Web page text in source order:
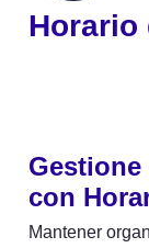
Horario
con
Mantener